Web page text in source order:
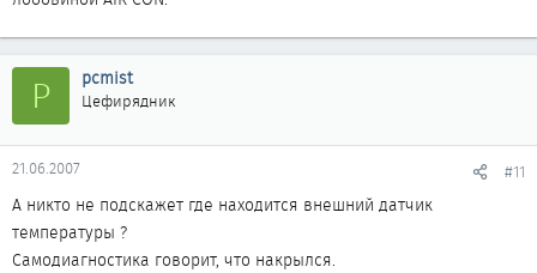
P pcmist
Цефирядник
21.06.2007 #11
А никто не подскажет где находится внешний датчик
температуры ?
Самодиагностика говорит, что накрылся.